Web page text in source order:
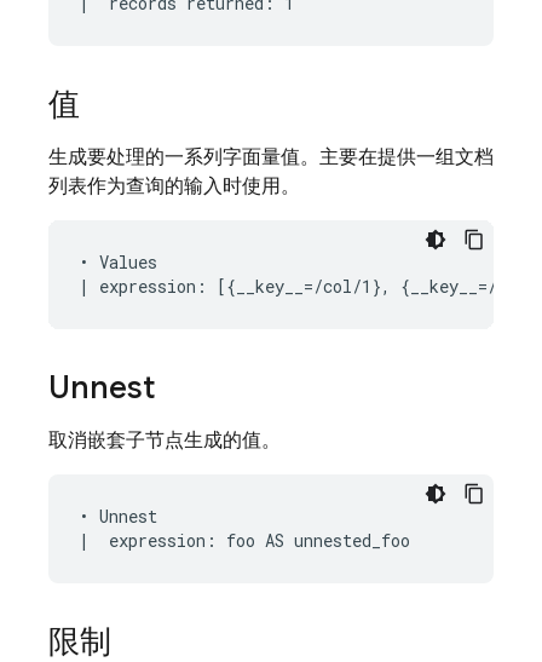
值
生成要处理的一系列字面量值。主要在提供一组文档
列表作为查询的输入时使用。
• Values
Unnest
取消嵌套子节点生成的值。
• Unnest
限制